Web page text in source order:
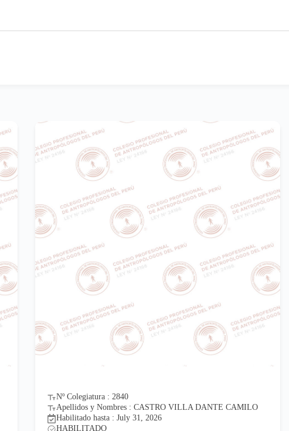
Nº Colegiatura : 2840
Apellidos y Nombres : CASTRO VILLA DANTE CAMILO
Habilitado hasta : July 31, 2026
HABILITADO